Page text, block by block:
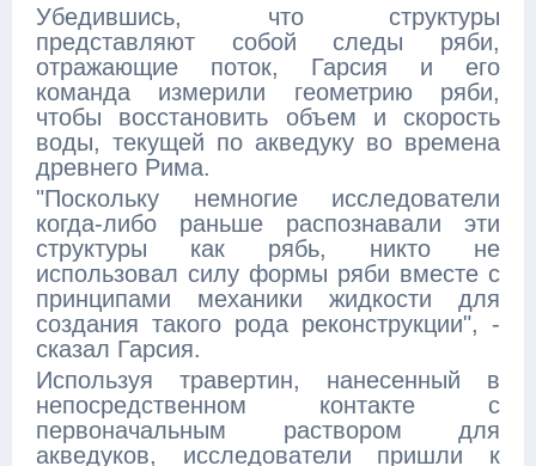
Убедившись, что структуры
представляют собой следы ряби,
отражающие поток, Гарсия и его
команда измерили геометрию ряби,
чтобы восстановить объем и скорость
воды, текущей по акведуку во времена
древнего Рима.
"Поскольку немногие исследователи
когда-либо раньше распознавали эти
структуры как рябь, никто не
использовал силу формы ряби вместе с
принципами механики жидкости для
создания такого рода реконструкции", -
сказал Гарсия.
Используя травертин, нанесенный в
непосредственном контакте с
первоначальным раствором для
акведуков, исследователи пришли к